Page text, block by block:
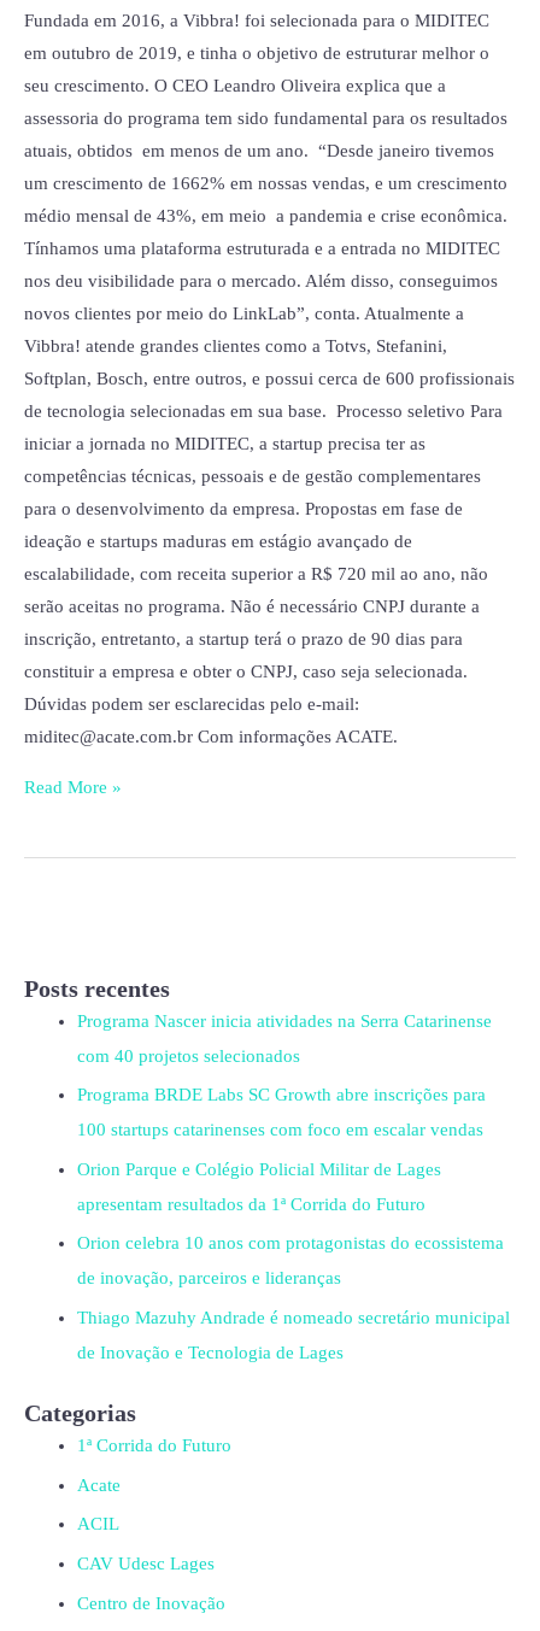
Fundada em 2016, a Vibbra! foi selecionada para o MIDITEC
em outubro de 2019, e tinha o objetivo de estruturar melhor o
seu crescimento. O CEO Leandro Oliveira explica que a
assessoria do programa tem sido fundamental para os resultados
atuais, obtidos em menos de um ano. “Desde janeiro tivemos
um crescimento de 1662% em nossas vendas, e um crescimento
médio mensal de 43%, em meio a pandemia e crise econômica.
Tínhamos uma plataforma estruturada e a entrada no MIDITEC
nos deu visibilidade para o mercado. Além disso, conseguimos
novos clientes por meio do LinkLab”, conta. Atualmente a
Vibbra! atende grandes clientes como a Totvs, Stefanini,
Softplan, Bosch, entre outros, e possui cerca de 600 profissionais
de tecnologia selecionadas em sua base. Processo seletivo Para
iniciar a jornada no MIDITEC, a startup precisa ter as
competências técnicas, pessoais e de gestão complementares
para o desenvolvimento da empresa. Propostas em fase de
ideação e startups maduras em estágio avançado de
escalabilidade, com receita superior a R$ 720 mil ao ano, não
serão aceitas no programa. Não é necessário CNPJ durante a
inscrição, entretanto, a startup terá o prazo de 90 dias para
constituir a empresa e obter o CNPJ, caso seja selecionada.
Dúvidas podem ser esclarecidas pelo e-mail:
miditec@acate.com.br Com informações ACATE.
Read More »
Posts recentes
Programa Nascer inicia atividades na Serra Catarinense
com 40 projetos selecionados
Programa BRDE Labs SC Growth abre inscrições para
100 startups catarinenses com foco em escalar vendas
Orion Parque e Colégio Policial Militar de Lages
apresentam resultados da 1ª Corrida do Futuro
Orion celebra 10 anos com protagonistas do ecossistema
de inovação, parceiros e lideranças
Thiago Mazuhy Andrade é nomeado secretário municipal
de Inovação e Tecnologia de Lages
Categorias
1ª Corrida do Futuro
Acate
ACIL
CAV Udesc Lages
Centro de Inovação